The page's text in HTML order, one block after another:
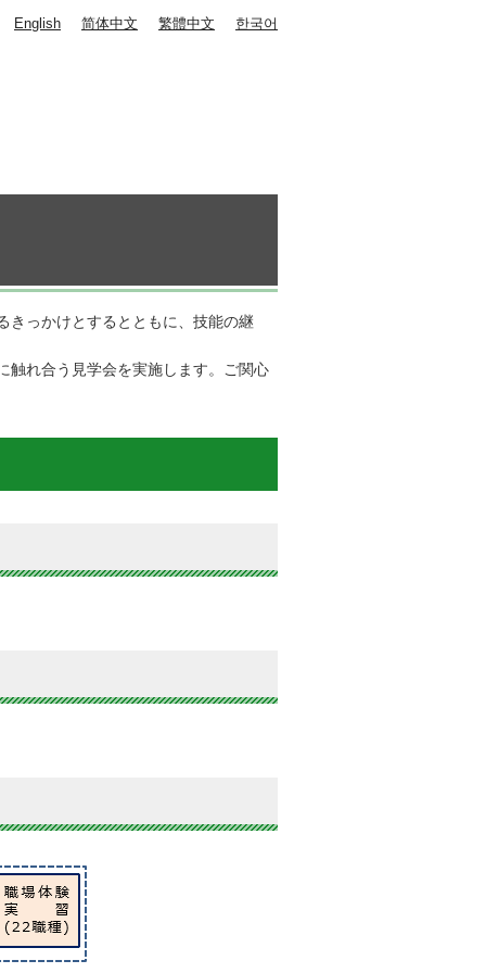
English 简体中文 繁體中文 한국어
きっかけとするとともに、技能の継
触れ合う見学会を実施します。ご関心